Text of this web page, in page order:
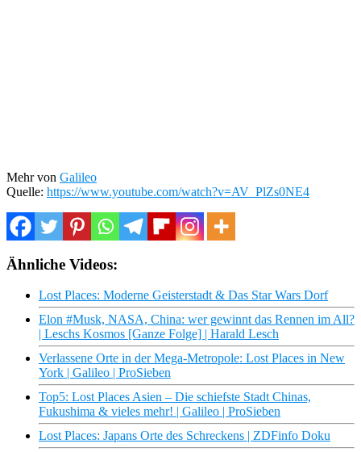
Mehr von Galileo
Quelle: https://www.youtube.com/watch?v=AV_PlZs0NE4
Ähnliche Videos:
Lost Places: Moderne Geisterstadt & Das Star Wars Dorf
Elon #Musk, NASA, China: wer gewinnt das Rennen im All?
| Leschs Kosmos [Ganze Folge] | Harald Lesch
Verlassene Orte in der Mega-Metropole: Lost Places in New
York | Galileo | ProSieben
Top5: Lost Places Asien – Die schiefste Stadt Chinas,
Fukushima & vieles mehr! | Galileo | ProSieben
Lost Places: Japans Orte des Schreckens | ZDFinfo Doku